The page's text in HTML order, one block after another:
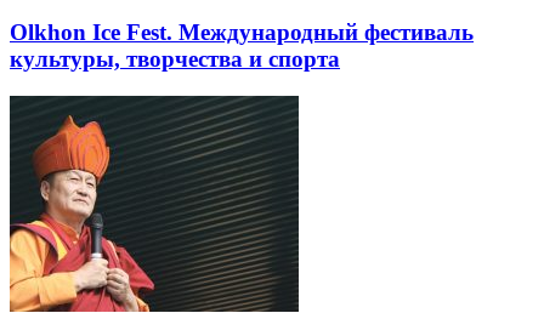
Olkhon Ice Fest. Международный фестиваль
культуры, творчества и спорта